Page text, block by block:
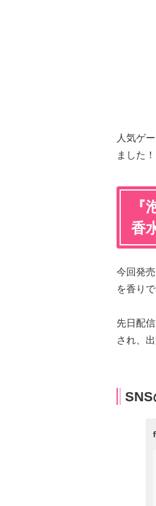
人気ゲ
ました！
香
今回発
を香り
先日配
され、